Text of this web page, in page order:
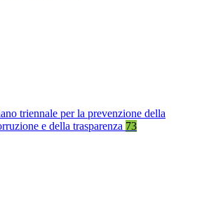
triennale per la prevenzione della
e della trasparenza 73